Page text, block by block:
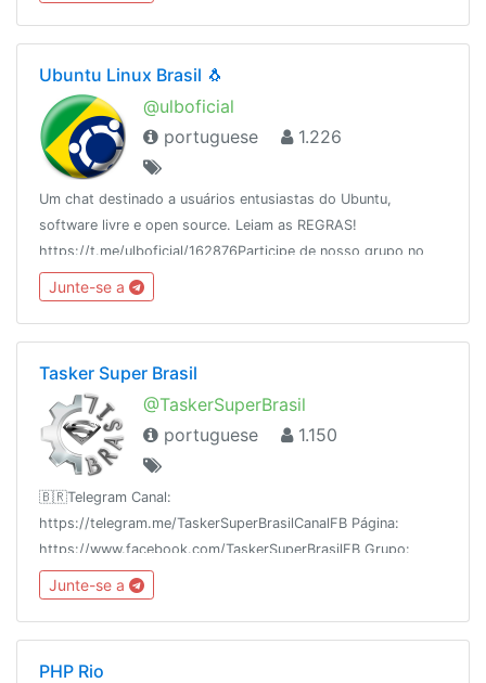
Ubuntu Linux Brasil 🐧
@ulboficial
portuguese
1.226
Um chat destinado a usuários entusiastas do Ubuntu,
software livre e open source. Leiam as REGRAS!
https://t.me/ulboficial/162876Participe de nosso grupo no
facebook
https://www.facebook.com/groups/ubuntulinuxbrasil/
Junte-se a
Tasker Super Brasil
@TaskerSuperBrasil
portuguese
1.150
🇧🇷Telegram Canal:
https://telegram.me/TaskerSuperBrasilCanalFB Página:
https://www.facebook.com/TaskerSuperBrasilFB Grupo:
https://www.facebook.com/groups/TaskerSuperBrasilYouTube:
https://www.youtube.com/c/TaskerSuperBrasil🇧🇷
Junte-se a
PHP Rio